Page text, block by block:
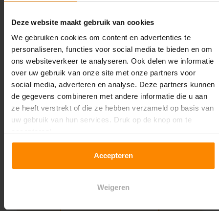
Deze website maakt gebruik van cookies
We gebruiken cookies om content en advertenties te
personaliseren, functies voor social media te bieden en om
ons websiteverkeer te analyseren. Ook delen we informatie
over uw gebruik van onze site met onze partners voor
social media, adverteren en analyse. Deze partners kunnen
de gegevens combineren met andere informatie die u aan
ze heeft verstrekt of die ze hebben verzameld op basis van
uw gebruik van hun services. Druk op de knop om te
Accepteren
Weigeren
Oplossing op maat nodig?
Wij kunnen je helpen!
draagkrachten? Speciale uitvoeringen? Onze
experts werken het graag uit! Maatwerk is onze
specialiteit!